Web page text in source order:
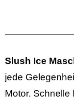
Slush Ice
jede
Motor.